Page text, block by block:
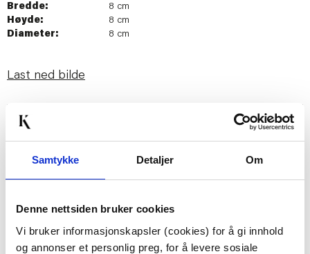
Samtykke Detaljer Om
Denne nettsiden bruker cookies
Vi bruker informasjonskapsler (cookies) for å gi innhold
og annonser et personlig preg, for å levere sosiale
Bredde:
8 cm
Høyde:
8 cm
Diameter:
8 cm
Last ned bilde
Passer med